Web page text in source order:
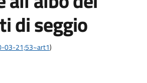
di seggio
03-21;53~art1)